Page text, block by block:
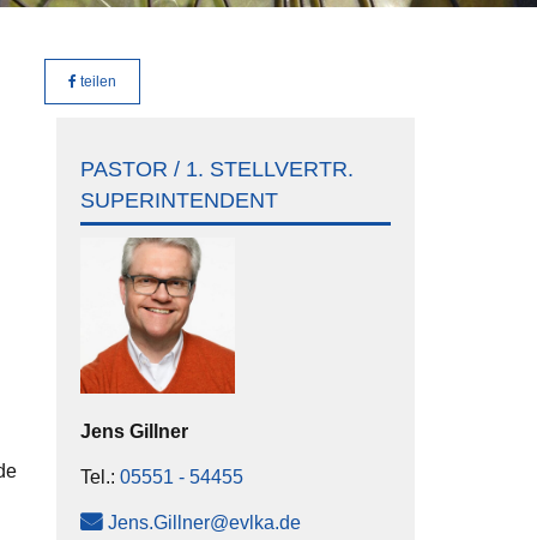
teilen
PASTOR / 1. STELLVERTR.
SUPERINTENDENT
Jens Gillner
Tel.: 05551 - 54455
Jens.Gillner@evlka.de